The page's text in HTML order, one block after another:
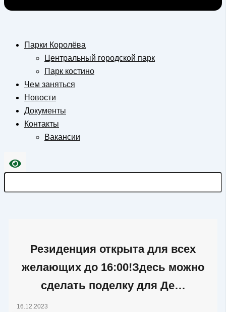
Парки Королёва
Центральный городской парк
Парк костино
Чем заняться
Новости
Документы
Контакты
Вакансии
Резиденция открыта для всех
желающих до 16:00!Здесь можно
сделать поделку для Де…
16.12.2023